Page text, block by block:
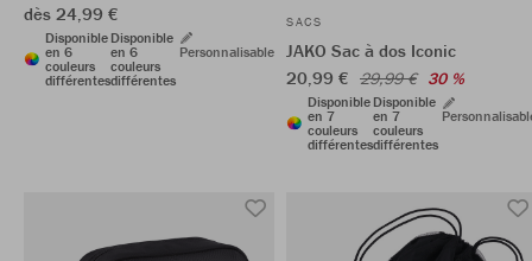
dès 24,99 €
Disponible
en 6
couleurs
différentes
Disponible
en 6
couleurs
différentes
Personnalisable
SACS
JAKO Sac à dos Iconic
20,99 € 29,99 € 30 %
Disponible
en 7
couleurs
différentes
Disponible
en 7
couleurs
différentes